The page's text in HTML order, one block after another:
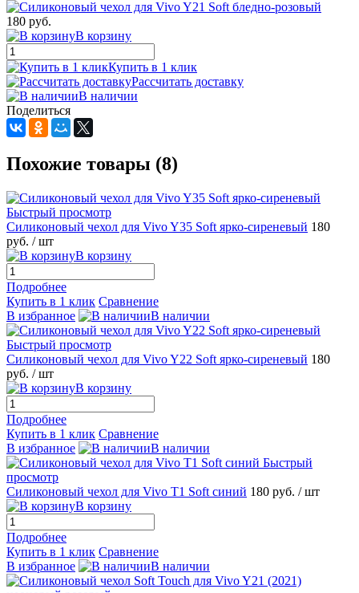
180 руб.
В корзину
Купить в 1 клик
Рассчитать доставку
В наличии
Поделиться
Похожие товары (8)
Быстрый просмотр
Силиконовый чехол для Vivo Y35 Soft ярко-сиреневый 180
руб. / шт
В корзину
Подробнее
Купить в 1 клик Сравнение
В избранное
В наличии
Быстрый просмотр
Силиконовый чехол для Vivo Y22 Soft ярко-сиреневый 180
руб. / шт
В корзину
Подробнее
Купить в 1 клик Сравнение
В избранное
В наличии
Быстрый
просмотр
Силиконовый чехол для Vivo T1 Soft синий 180 руб. / шт
В корзину
Подробнее
Купить в 1 клик Сравнение
В избранное
В наличии